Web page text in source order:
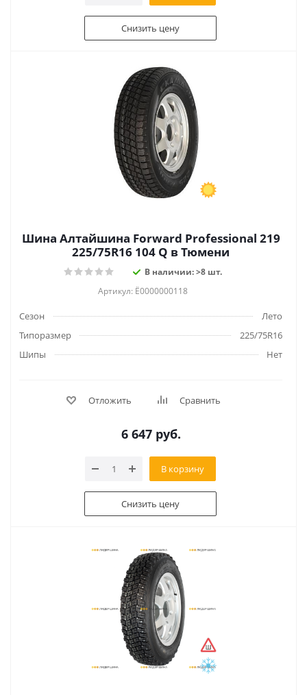
Снизить цену
Шина Алтайшина Forward Professional 219
225/75R16 104 Q в Тюмени
В наличии: >8 шт.
Артикул: Ё0000000118
Сезон
Лето
Типоразмер
225/75R16
Шипы
Нет
Отложить Сравнить
6 647 руб.
В корзину
Снизить цену